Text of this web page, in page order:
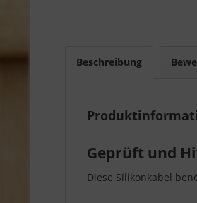
Beschreibung
Geprüft und
Diese Silikonkabel